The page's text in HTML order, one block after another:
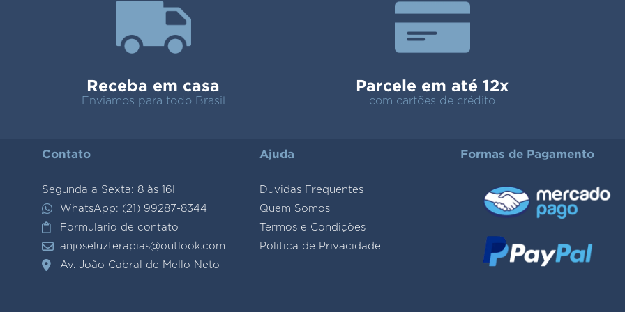
Receba em casa
Enviamos para todo Brasil
Parcele em até 12x
com cartões de crédito
Contato
Segunda a Sexta: 8 às 16H
WhatsApp: (21) 99287-8344
Formulario de contato
anjoseluzterapias@outlook.com
Av. João Cabral de Mello Neto
Ajuda
Duvidas Frequentes
Quem Somos
Termos e Condições
Politica de Privacidade
Formas de Pagamento